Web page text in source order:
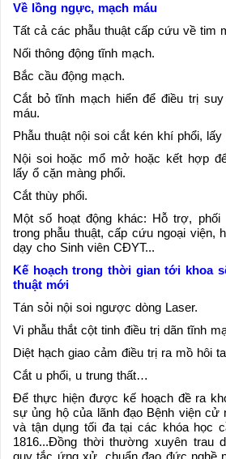
Về lồng ngực, mạch máu
Tất cả các phẫu thuật cấp cứu về tim
Nối thông động tĩnh mạch.
Bắc cầu động mạch.
Cắt bỏ tĩnh mạch hiển để điều trị
máu.
Phẫu thuật nội soi cắt kén khí phổi,
Nội soi hoặc mổ mở hoặc kết hợp
lấy ổ cặn màng phổi.
Cắt thùy phổi.
Một số hoạt động khác: Hỗ trợ,
trong phẫu thuật, cấp cứu ngoại viện,
dạy cho Sinh viên CĐYT...
Kế hoạch trong thời gian tới khoa
thuật mới
Tán sỏi nội soi ngược dòng Laser.
Vi phẫu thắt cột tinh điều trị dãn tĩnh
Diệt hạch giao cảm điều trị ra mồ hôi
Cắt u phổi, u trung thất…
Để thực hiện được kế hoạch đề ra
sự ủng hộ của lãnh đạo Bệnh viện cử
và tận dụng tối đa tại các khóa học
1816...Đồng thời thường xuyên trau